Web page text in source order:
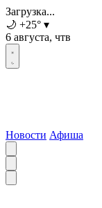
Загрузка...
🌙 +25° ▾
6 августа, чтв
Новости Афиша